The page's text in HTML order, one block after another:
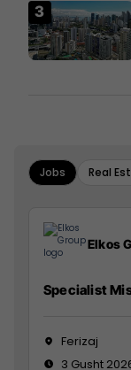
Jobs Real
Elkos
Specialist
Ferizaj
3 Gusht